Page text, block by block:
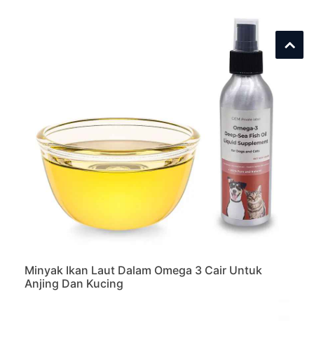
Minyak Ikan Laut Dalam Omega 3 Cair Untuk
Anjing Dan Kucing